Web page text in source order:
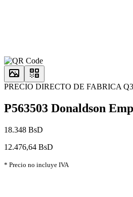
PRECIO DIRECTO DE FABRICA Q3
P563503 Donaldson
18.348 BsD
12.476,64 BsD
* Precio no incluye IVA